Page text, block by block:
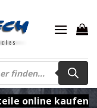
online kaufen